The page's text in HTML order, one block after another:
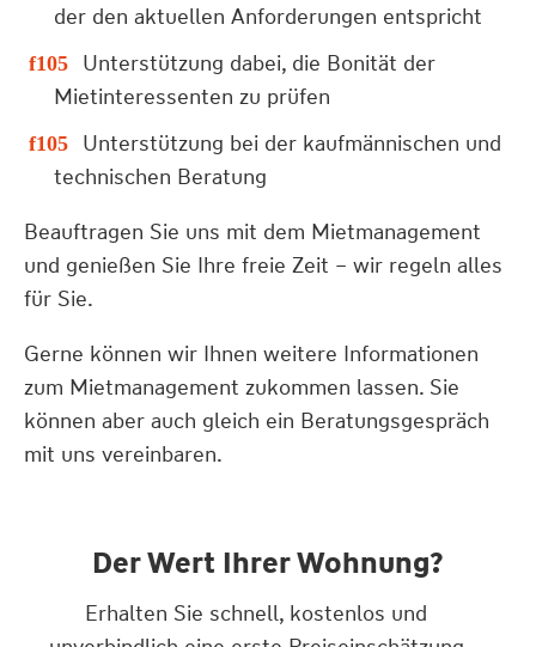
der den aktuellen Anforderungen entspricht
Unterstützung dabei, die Bonität der
Mietinteressenten zu prüfen
Unterstützung bei der kaufmännischen und
technischen Beratung
Beauftragen Sie uns mit dem Mietmanagement
und genießen Sie Ihre freie Zeit – wir regeln alles
für Sie.
Gerne können wir Ihnen weitere Informationen
zum Mietmanagement zukommen lassen. Sie
können aber auch gleich ein Beratungsgespräch
mit uns vereinbaren.
Der Wert Ihrer Wohnung?
Erhalten Sie schnell, kostenlos und